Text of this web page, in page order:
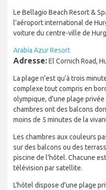
Le Bellagio Beach Resort &
l'aéroport international de
voiture du centre-ville de
Arabia Azur Resort
Adresse:El Cornich Road,
La plage n'est qu'à trois
complexe tout compris en
olympique, d'une plage
chambres ont des balcons
moins de 5 minutes de la
Les chambres aux couleurs
sur des balcons ou des
piscine de l'hôtel. Chacune
télévision par satellite.
L'hôtel dispose d'une plage